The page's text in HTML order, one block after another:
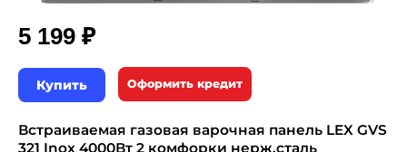
5 199 ₽
Купить Оформить кредит
Встраиваемая газовая варочная панель LEX GVS
321 Inox 4000Вт 2 комфорки нерж.сталь